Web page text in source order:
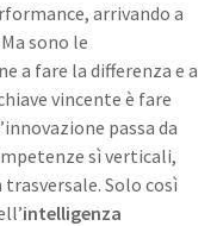
arrivando a
sono le
a fare la differenza e a
vincente è fare
passa da
sì verticali,
Solo così
intelligenza